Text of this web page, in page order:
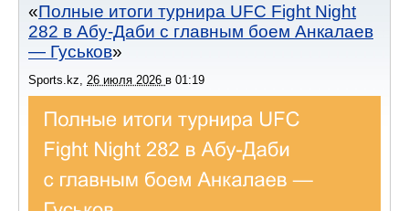
Полные итоги турнира UFC Fight Night
282 в Абу-Даби с главным боем Анкалаев
— Гуськов
Sports.kz 26 июля 2026 в 01:19